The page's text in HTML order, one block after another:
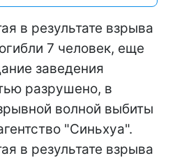
в результате взрыва
7 человек, еще
заведения
разрушено, в
волной выбиты
"Синьхуа".
в результате взрыва